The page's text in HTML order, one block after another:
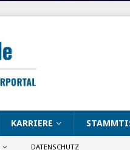
KARRIERE
DATENSCHUTZ